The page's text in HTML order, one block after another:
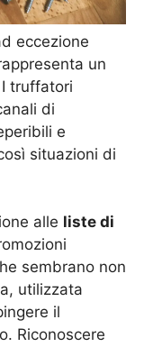
eccezione
un
I truffatori
di
e
situazioni di
alle liste di
sembrano non
utilizzata
il
Riconoscere